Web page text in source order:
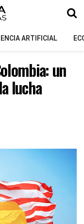
ARTIFICIAL
un
lucha